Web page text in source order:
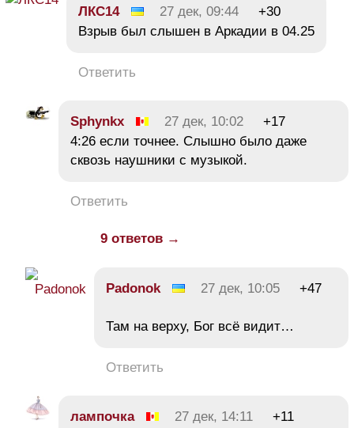
ЛКС14 27 дек, 09:44
+30
Взрыв был слышен в Аркадии в 04.25
Ответить
Sphynkx 27 дек, 10:02
+17
4:26 если точнее. Слышно было даже
сквозь наушники с музыкой.
Ответить
9 ответов →
Padonok 27 дек, 10:05 +47
Там на верху, Бог всё видит…
Ответить
лампочка 27 дек, 14:11
+11